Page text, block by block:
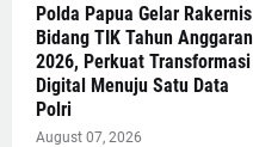
Polda Papua Gelar Rakernis
Bidang TIK Tahun Anggaran
2026, Perkuat Transformasi
Digital Menuju Satu Data
Polri
August 07, 2026